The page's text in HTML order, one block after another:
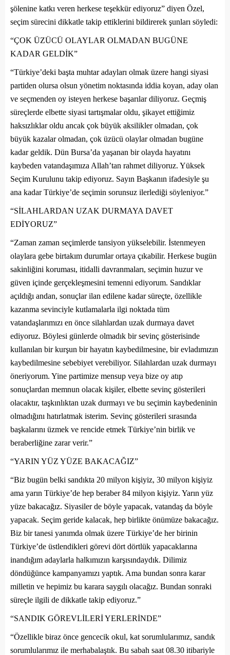
şölenine katkı veren herkese teşekkür ediyoruz” diyen Özel,
seçim sürecini dikkatle takip ettiklerini bildirerek şunları söyledi:
“ÇOK ÜZÜCÜ OLAYLAR OLMADAN BUGÜNE
KADAR GELDİK”
“Türkiye’deki başta muhtar adayları olmak üzere hangi siyasi
partiden olursa olsun yönetim noktasında iddia koyan, aday olan
ve seçmenden oy isteyen herkese başarılar diliyoruz. Geçmiş
süreçlerde elbette siyasi tartışmalar oldu, şikayet ettiğimiz
haksızlıklar oldu ancak çok büyük aksilikler olmadan, çok
büyük kazalar olmadan, çok üzücü olaylar olmadan bugüne
kadar geldik. Dün Bursa’da yaşanan bir olayda hayatını
kaybeden vatandaşımıza Allah’tan rahmet diliyoruz. Yüksek
Seçim Kurulunu takip ediyoruz. Sayın Başkanın ifadesiyle şu
ana kadar Türkiye’de seçimin sorunsuz ilerlediği söyleniyor.”
“SİLAHLARDAN UZAK DURMAYA DAVET
EDİYORUZ”
“Zaman zaman seçimlerde tansiyon yükselebilir. İstenmeyen
olaylara gebe birtakım durumlar ortaya çıkabilir. Herkese bugün
sakinliğini koruması, itidalli davranmaları, seçimin huzur ve
güven içinde gerçekleşmesini temenni ediyorum. Sandıklar
açıldığı andan, sonuçlar ilan edilene kadar süreçte, özellikle
kazanma sevinciyle kutlamalarla ilgi noktada tüm
vatandaşlarımızı en önce silahlardan uzak durmaya davet
ediyoruz. Böylesi günlerde olmadık bir sevinç gösterisinde
kullanılan bir kurşun bir hayatın kaybedilmesine, bir evladımızın
kaybedilmesine sebebiyet verebiliyor. Silahlardan uzak durmayı
öneriyorum. Yine partimize mensup veya bize oy atıp
sonuçlardan memnun olacak kişiler, elbette sevinç gösterileri
olacaktır, taşkınlıktan uzak durmayı ve bu seçimin kaybedeninin
olmadığını hatırlatmak isterim. Sevinç gösterileri sırasında
başkalarını üzmek ve rencide etmek Türkiye’nin birlik ve
beraberliğine zarar verir.”
“YARIN YÜZ YÜZE BAKACAĞIZ”
“Biz bugün belki sandıkta 20 milyon kişiyiz, 30 milyon kişiyiz
ama yarın Türkiye’de hep beraber 84 milyon kişiyiz. Yarın yüz
yüze bakacağız. Siyasiler de böyle yapacak, vatandaş da böyle
yapacak. Seçim geride kalacak, hep birlikte önümüze bakacağız.
Biz bir tanesi yanımda olmak üzere Türkiye’de her birinin
Türkiye’de üstlendikleri görevi dört dörtlük yapacaklarına
inandığım adaylarla halkımızın karşısındaydık. Dilimiz
döndüğünce kampanyamızı yaptık. Ama bundan sonra karar
milletin ve hepimiz bu karara saygılı olacağız. Bundan sonraki
süreçle ilgili de dikkatle takip ediyoruz.”
“SANDIK GÖREVLİLERİ YERLERİNDE”
“Özellikle biraz önce gencecik okul, kat sorumlularımız, sandık
sorumlularımız ile merhabalaştık. Bu sabah saat 08.30 itibariyle